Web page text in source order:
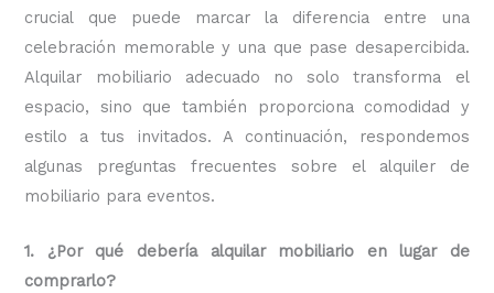
crucial que puede marcar la diferencia entre una
celebración memorable y una que pase desapercibida.
Alquilar mobiliario adecuado no solo transforma el
espacio, sino que también proporciona comodidad y
estilo a tus invitados. A continuación, respondemos
algunas preguntas frecuentes sobre el alquiler de
mobiliario para eventos.
1. ¿Por qué debería alquilar mobiliario en lugar de
comprarlo?